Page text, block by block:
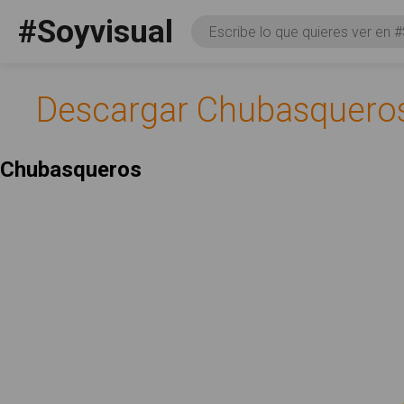
#Soyvisual Consulta
Descargar
Chubasqueros
Social
FacebookYouTubeTwitter